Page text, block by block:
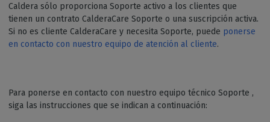
Caldera sólo proporciona Soporte activo a los clientes que
tienen un contrato CalderaCare Soporte o una suscripción activa.
Si no es cliente CalderaCare y necesita Soporte, puede ponerse
en contacto con nuestro equipo de atención al cliente.
Para ponerse en contacto con nuestro equipo técnico Soporte ,
siga las instrucciones que se indican a continuación: